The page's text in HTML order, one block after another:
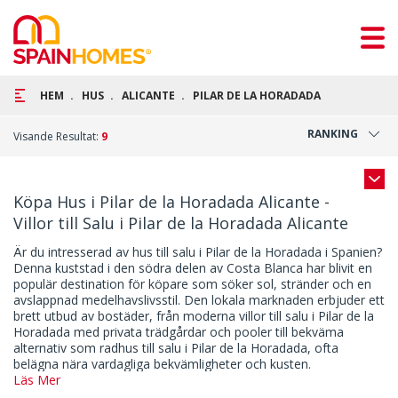
HEM HUS ALICANTE PILAR DE LA HORADADA
RANKING
Visande Resultat: 9
Köpa Hus i Pilar de la Horadada Alicante -
Villor till Salu i Pilar de la Horadada Alicante
Är du intresserad av hus till salu i Pilar de la Horadada i Spanien?
Denna kuststad i den södra delen av Costa Blanca har blivit en
populär destination för köpare som söker sol, stränder och en
avslappnad medelhavslivsstil. Den lokala marknaden erbjuder ett
brett utbud av bostäder, från moderna villor till salu i Pilar de la
Horadada med privata trädgårdar och pooler till bekväma
alternativ som radhus till salu i Pilar de la Horadada, ofta
belägna nära vardagliga bekvämligheter och kusten.
Den lokala marknaden är inte begränsad till endast villor. Pilar de
Läs Mer